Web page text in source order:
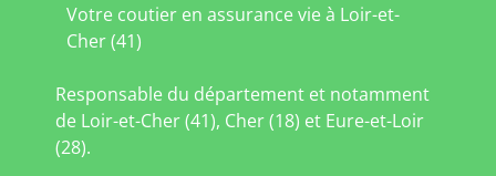
Votre coutier en assurance vie à Loir-et-
Cher (41)
Responsable du département et notamment
de Loir-et-Cher (41), Cher (18) et Eure-et-Loir
(28).